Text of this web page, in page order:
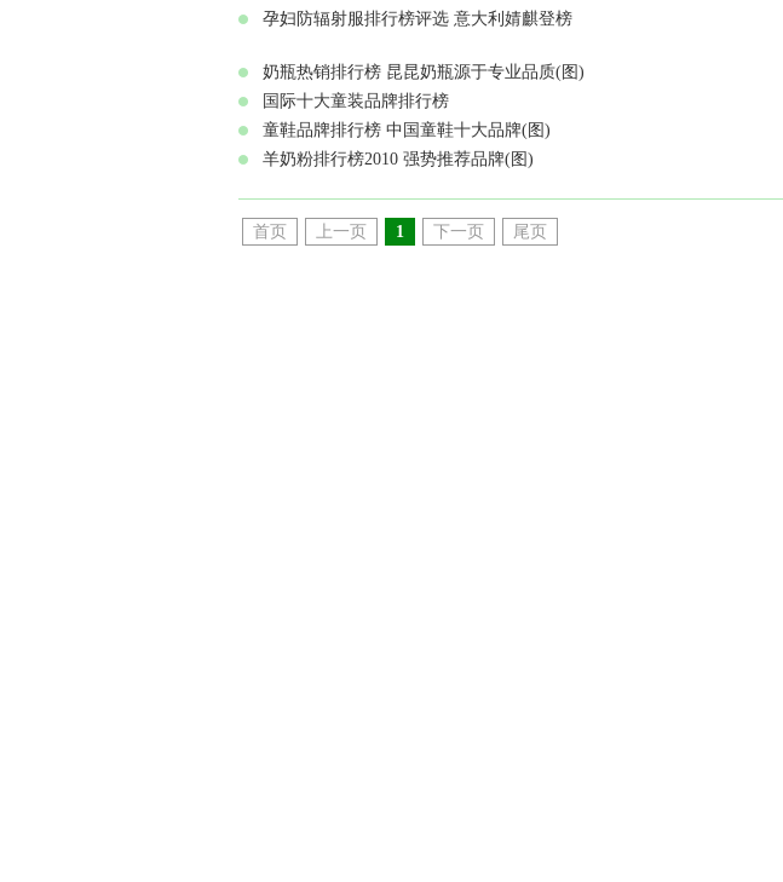
孕妇防辐射服排行榜评选 意大利婧麒登榜
奶瓶热销排行榜 昆昆奶瓶源于专业品质(图)
国际十大童装品牌排行榜
童鞋品牌排行榜 中国童鞋十大品牌(图)
羊奶粉排行榜2010 强势推荐品牌(图)
首页 上一页 1 下一页 尾页